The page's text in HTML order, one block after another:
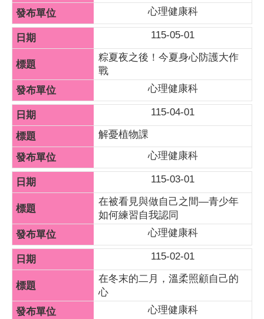
心理健康科
115-05-01
粽夏夜之後！今夏身心防護大作
戰
心理健康科
115-04-01
解憂植物課
心理健康科
115-03-01
在被看見與做自己之間—青少年
如何練習自我認同
心理健康科
115-02-01
在冬末的二月，溫柔照顧自己的
心
心理健康科